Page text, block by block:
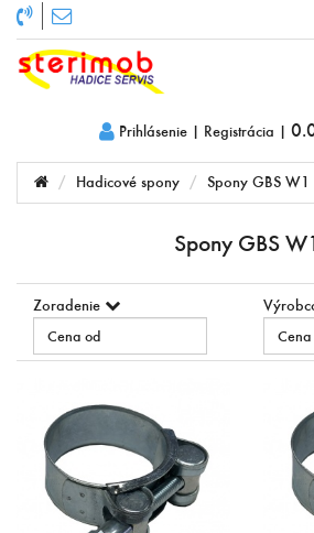
Prihlásenie | Registrácia |
Hadicové spony Spony GBS W1
Spony GBS
Zoradenie